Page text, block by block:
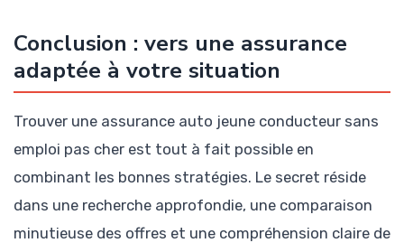
Conclusion : vers une assurance
adaptée à votre situation
Trouver une assurance auto jeune conducteur sans
emploi pas cher est tout à fait possible en
combinant les bonnes stratégies. Le secret réside
dans une recherche approfondie, une comparaison
minutieuse des offres et une compréhension claire de